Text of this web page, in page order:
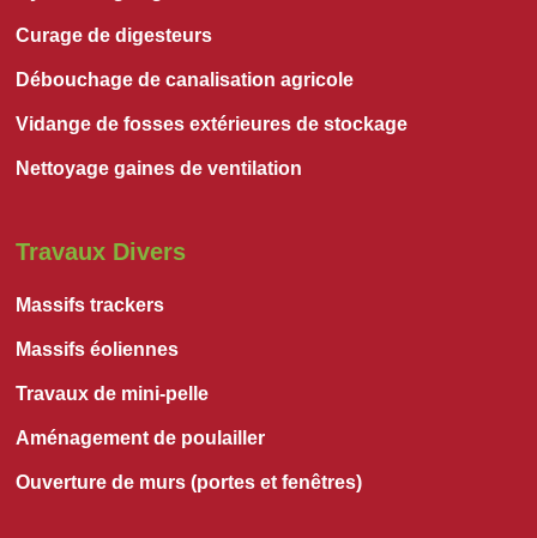
Curage de digesteurs
Débouchage de canalisation agricole
Vidange de fosses extérieures de stockage
Nettoyage gaines de ventilation
Travaux Divers
Massifs trackers
Massifs éoliennes
Travaux de mini-pelle
Aménagement de poulailler
Ouverture de murs (portes et fenêtres)